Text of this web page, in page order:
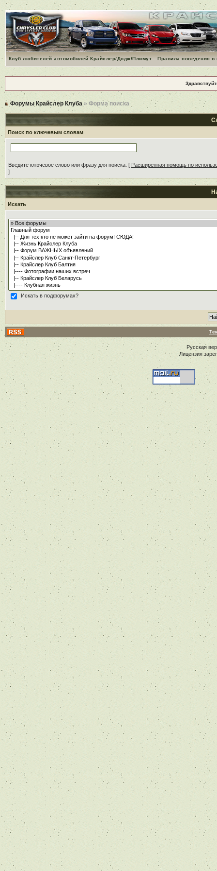
Клуб любителей автомобилей Крайслер/Додж/Плимут Правила поведения
Форумы Крайслер Клуба » Форма поиска
Поиск по ключевым словам
Введите ключевое слово или фразу для поиска. [ Расширенная помощь по
]
Искать
Искать в подфорумах?
Русская
Лицензия